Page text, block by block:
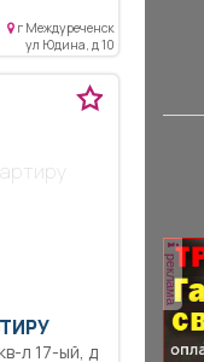
без
2
г Междуреченск
ул Юдина, д 10
реклама